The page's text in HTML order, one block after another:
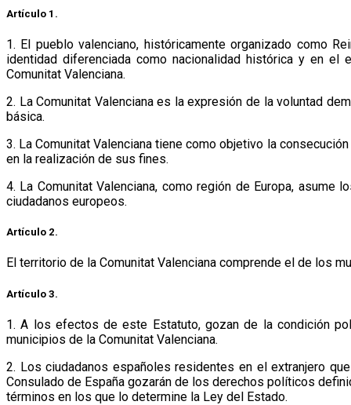
Artículo 1.
1. El pueblo valenciano, históricamente organizado como
identidad diferenciada como nacionalidad histórica y en el
Comunitat Valenciana.
2. La Comunitat Valenciana es la expresión de la voluntad
básica.
3. La Comunitat Valenciana tiene como objetivo la
en la realización de sus fines.
4. La Comunitat Valenciana, como región de Europa,
ciudadanos europeos.
Artículo 2.
El territorio de la Comunitat Valenciana comprende el de los
Artículo 3.
1. A los efectos de este Estatuto, gozan de la condición
municipios de la Comunitat Valenciana.
2. Los ciudadanos españoles residentes en el extranjero
Consulado de España gozarán de los derechos políticos
términos en los que lo determine la Ley del Estado.